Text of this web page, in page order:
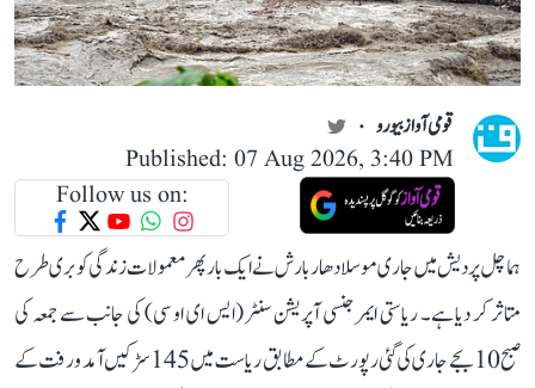
قومی آواز بیورو
Published: 07 Aug 2026, 3:40 PM
Follow us on:
ہماچل پردیش میں جاری موسلادھار بارش نے ایک بار پھر معمولات زندگی کو بری طرح
متاثر کر دیا ہے۔ ریاستی ایمرجنسی آپریشن سنٹر (ایس ای او سی) کی جانب سے جمعہ کی
صبح 10 بجے جاری کی گئی رپورٹ کے مطابق ریاست میں 145 سڑکیں آمد و رفت کے